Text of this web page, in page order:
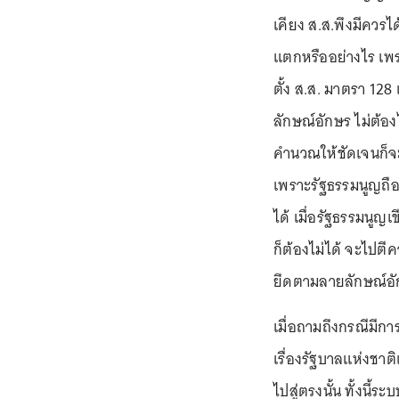
เคียง ส.ส.พึงมีควร
แตกหรืออย่างไร เ
ตั้ง ส.ส. มาตรา
ลักษณ์อักษร ไม่ต้อง
คำนวณให้ชัดเจนก็จ
เพราะรัฐธรรมนูญ
ได้ เมื่อรัฐธรรมนูญ
ก็ต้องไม่ได้ จะไปตี
ยึดตามลายลักษณ์อั
เมื่อถามถึงกรณีมีก
เรื่องรัฐบาลแห่งช
ไปสู่ตรงนั้น ทั้งนี้ระ